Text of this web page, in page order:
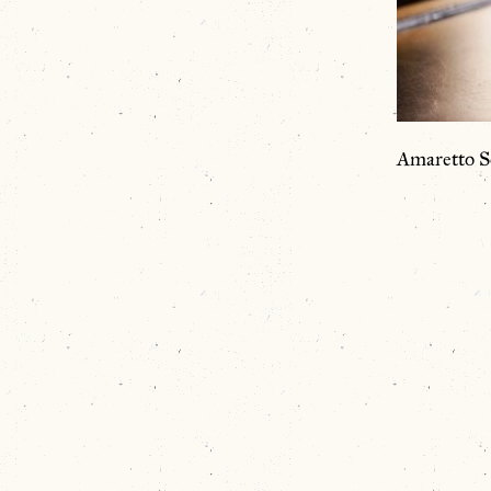
Amaretto